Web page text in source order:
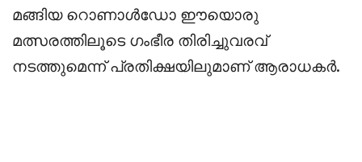
മങ്ങിയ റൊണാൾഡോ ഈയൊരു
മത്സരത്തിലൂടെ ഗംഭീര തിരിച്ചുവരവ്
നടത്തുമെന്ന് പ്രതിക്ഷയിലുമാണ് ആരാധകർ.